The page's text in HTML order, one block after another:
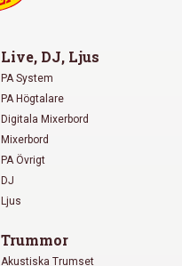
Live, DJ, Ljus
PA System
PA Högtalare
Digitala Mixerbord
Mixerbord
PA Övrigt
DJ
Ljus
Trummor
Akustiska Trumset